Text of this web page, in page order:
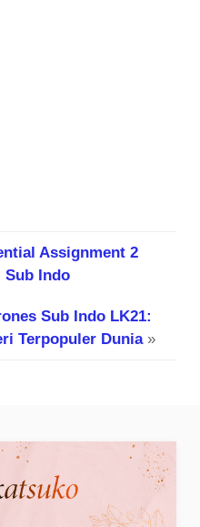
Assignment 2
Sub Indo
Sub Indo LK21:
Terpopuler Dunia»